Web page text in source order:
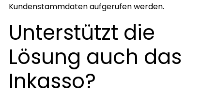
Kundenstammdaten aufgerufen werden.
Unterstützt die
Lösung auch das
Inkasso?